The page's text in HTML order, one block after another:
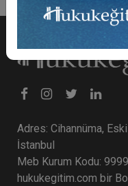
Adres: Cihannüma,
İstanbul
Meb Kurum Kodu:
hukukegitim.com bir